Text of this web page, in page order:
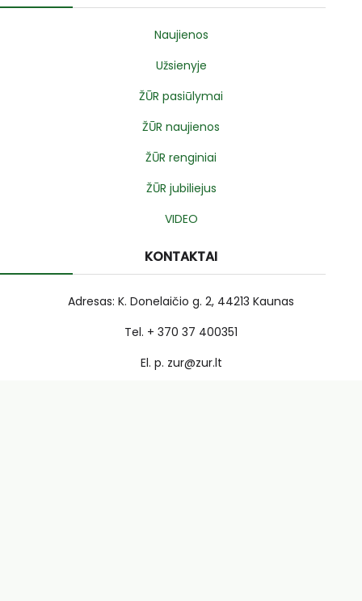
Naujienos
Užsienyje
ŽŪR pasiūlymai
ŽŪR naujienos
ŽŪR renginiai
ŽŪR jubiliejus
VIDEO
KONTAKTAI
Adresas: K. Donelaičio g. 2, 44213 Kaunas
Tel. + 370 37 400351
El. p. zur@zur.lt